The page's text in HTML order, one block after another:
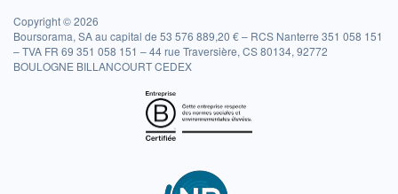
Copyright © 2026
Boursorama, SA au capital de 53 576 889,20 € – RCS Nanterre 351 058 151
– TVA FR 69 351 058 151 – 44 rue Traversière, CS 80134, 92772
BOULOGNE BILLANCOURT CEDEX